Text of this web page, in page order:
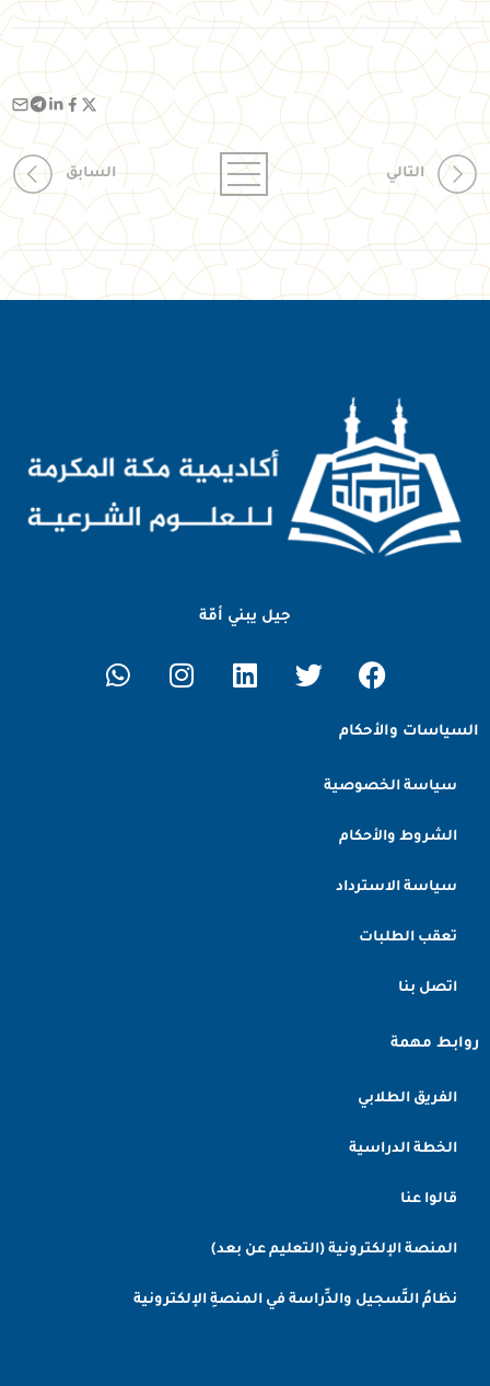
السابق التالي
جيل يبني أمّة
السياسات والأحكام
سياسة الخصوصية
الشروط والأحكام
سياسة الاسترداد
تعقب الطلبات
اتصل بنا
روابط مهمة
الفريق الطلابي
الخطة الدراسية
قالوا عنا
المنصة الإلكترونية (التعليم عن بعد)
نظامُ التَّسجيل والدِّراسة في المنصةِ الإلكترونية